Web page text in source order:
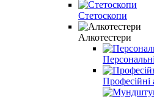
Стетоскопи
Алкотестери
Професійні